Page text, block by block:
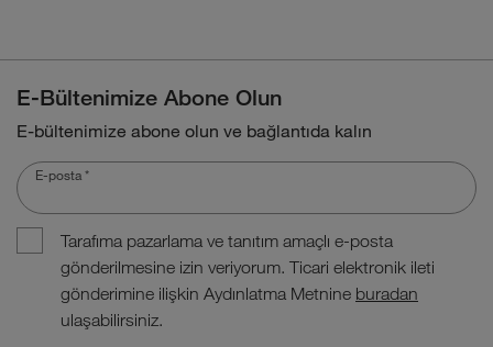
E-Bültenimize Abone Olun
E-bültenimize abone olun ve bağlantıda kalın
E-posta *
Tarafıma pazarlama ve tanıtım amaçlı e-posta
gönderilmesine izin veriyorum. Ticari elektronik ileti
gönderimine ilişkin Aydınlatma Metnine buradan
ulaşabilirsiniz.